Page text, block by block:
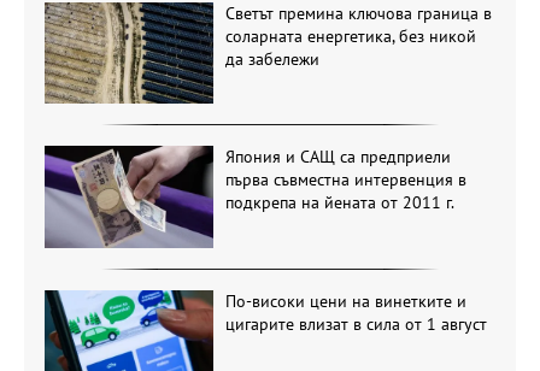
Светът премина ключова граница в
соларната енергетика, без никой
да забележи
Япония и САЩ са предприели
първа съвместна интервенция в
подкрепа на йената от 2011 г.
По-високи цени на винетките и
цигарите влизат в сила от 1 август